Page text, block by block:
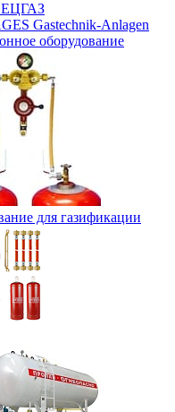
Gastechnik-Anlagen
оборудование
для газификации